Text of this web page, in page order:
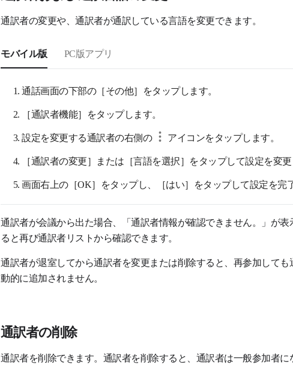
通訳者の変更や、通訳者が通訳している言語を変更できます。
モバイル版 PC版アプリ
通話画面の下部の［その他］をタップします。
［通訳者機能］をタップします。
設定を変更する通訳者の右側の
アイコンをタップします。
［通訳者の変更］または［言語を選択］をタップして設定を変
画面右上の［OK］をタップし、［はい］をタップして設定を完
通訳者が会議から出た場合、「通訳者情報が確認できません。」が
ると再び通訳者リストから確認できます。
通訳者が退室してから通訳者を変更または削除すると、再参加して
動的に追加されません。
通訳者の削除
通訳者を削除できます。通訳者を削除すると、通訳者は一般参加者に